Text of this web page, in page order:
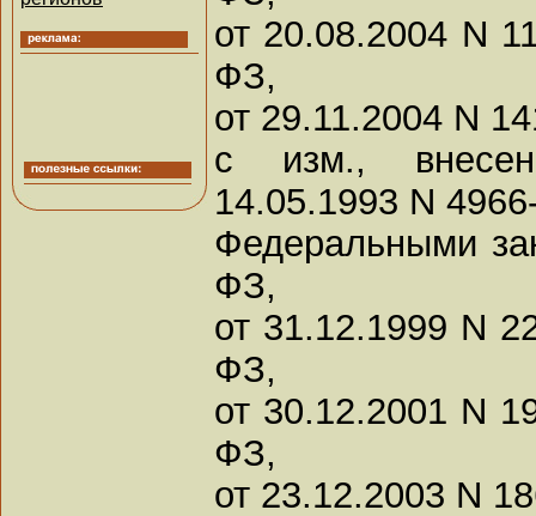
от 20.08.2004 N
ФЗ,
от 29.11.2004 N
с изм.,
14.05.1993 N
Федеральными
ФЗ,
от 31.12.1999 N
ФЗ,
от 30.12.2001 N
ФЗ,
от 23.12.2003 N